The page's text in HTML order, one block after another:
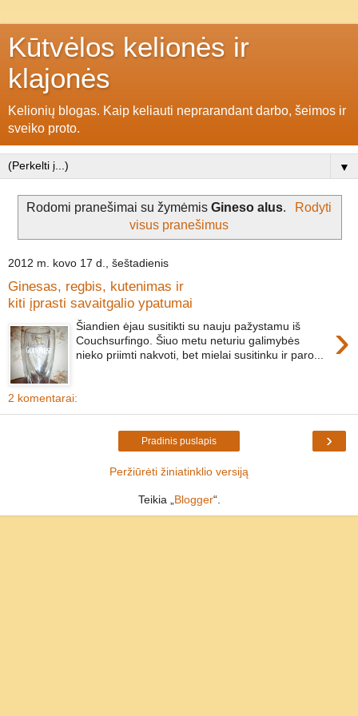
Kūtvėlos kelionės ir
klajonės
Kelionių blogas. Kaip keliauti neprarandant darbo, šeimos ir
sveiko proto.
▼
Rodomi pranešimai su žymėmisGineso alus.
Rodyti
visus pranešimus
2012 m. kovo 17 d., šeštadienis
Ginesas, regbis, kutenimas ir
kiti įprasti savaitgalio ypatumai
›
Šiandien ėjau susitikti su nauju pažystamu iš
Couchsurfingo. Šiuo metu neturiu galimybės
nieko priimti nakvoti, bet mielai susitinku ir paro...
2 komentarai:
›
Pradinis puslapis
Peržiūrėti žiniatinklio versiją
Teikia „ Blogger“.